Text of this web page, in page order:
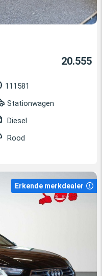
20.555
111581
Stationwagen
Diesel
Rood
Erkende merkdealer